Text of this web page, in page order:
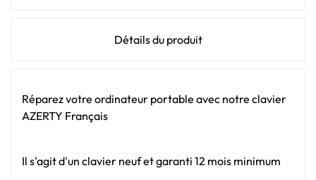
Détails du produit
Réparez votre ordinateur portable avec notre clavier
AZERTY Français
Il s'agit d'un clavier neuf et garanti 12 mois minimum